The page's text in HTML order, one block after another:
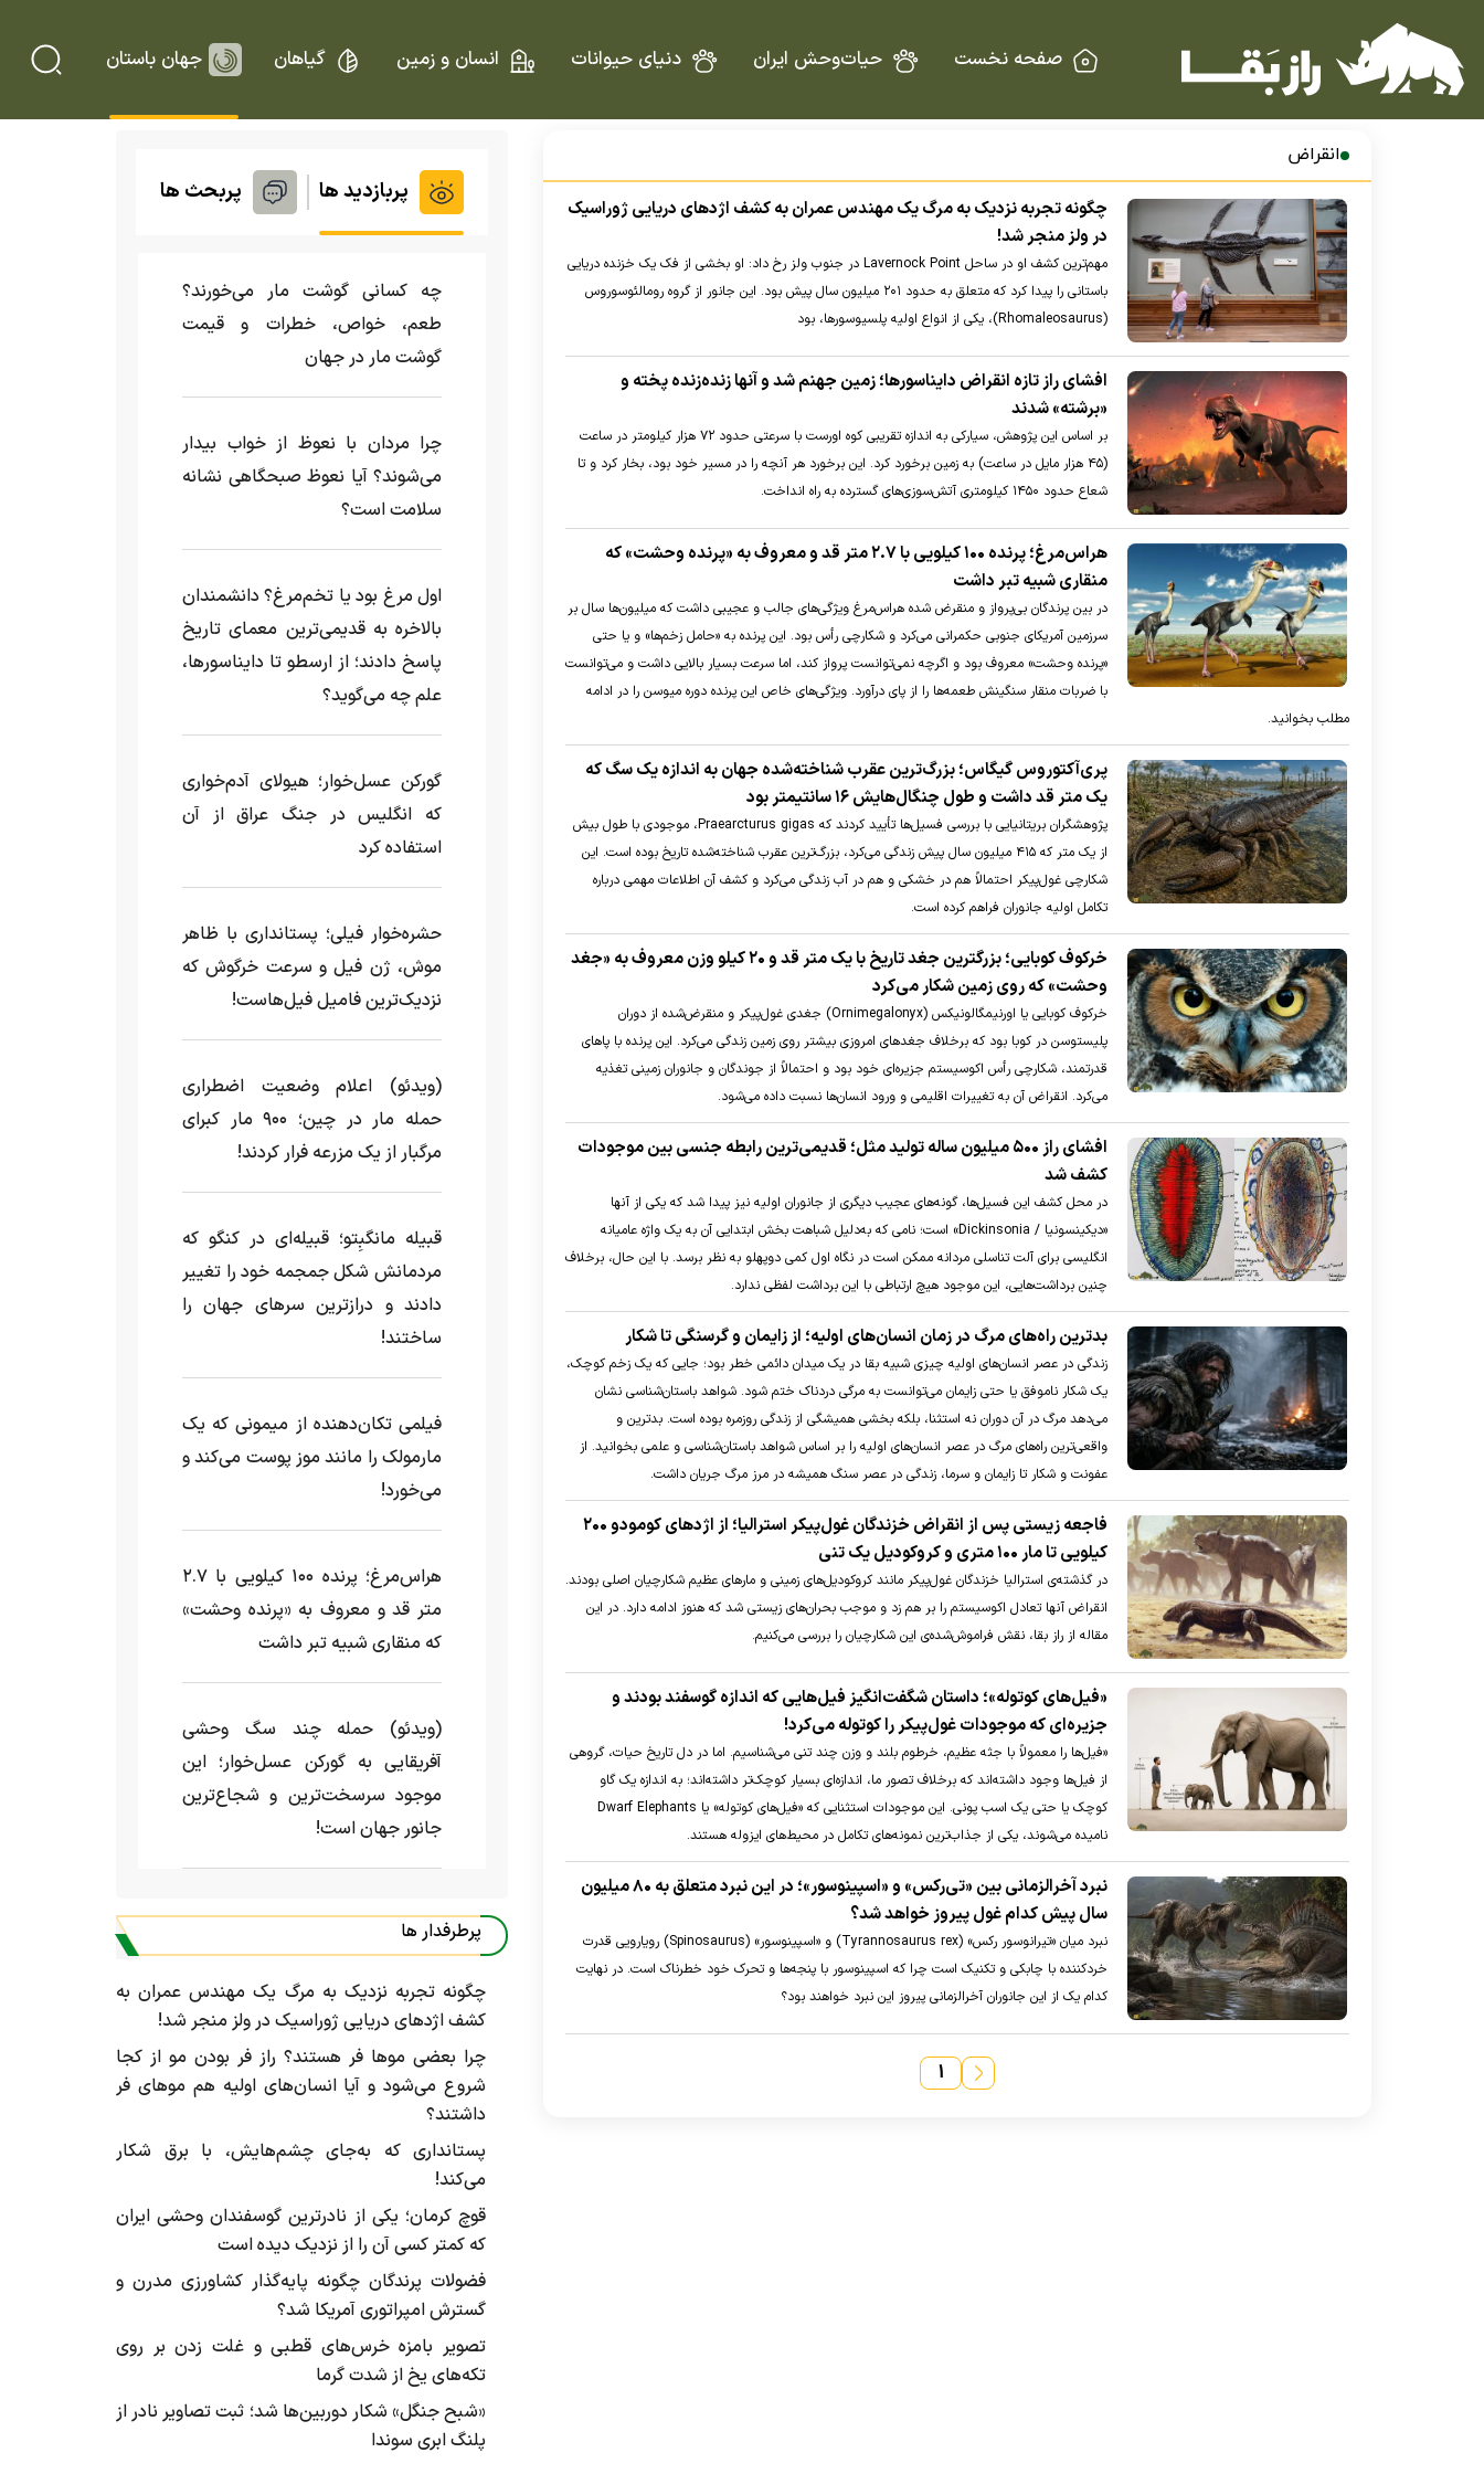
صفحه نخست حیات‌وحش ایران دنیای حیوانات انسان و زمین گیاهان جهان باستان
انقراض
چگونه تجربه نزدیک به مرگ یک مهندس عمران به کشف اژد‌های دریایی ژوراسیک
در ولز منجر شد!
مهم‌ترین کشف او در ساحل Lavernock Point در جنوب ولز رخ داد: او بخشی از فک یک خزنده دریایی
باستانی را پیدا کرد که متعلق به حدود ۲۰۱ میلیون سال پیش بود. این جانور از گروه رومالئوسوروس
(Rhomaleosaurus)، یکی از انواع اولیه پلسیوسورها، بود
افشای راز تازه انقراض دایناسورها؛ زمین جهنم شد و آنها زنده‌زنده پخته و
«برشته» شدند
بر اساس این پژوهش، سیارکی به اندازه تقریبی کوه اورست با سرعتی حدود ۷۲ هزار کیلومتر در ساعت
(۴۵ هزار مایل در ساعت) به زمین برخورد کرد. این برخورد هر آنچه را در مسیر خود بود، بخار کرد و تا
شعاع حدود ۱۴۵۰ کیلومتری آتش‌سوزی‌های گسترده به راه انداخت.
هراس‌مرغ؛ پرنده ۱۰۰ کیلویی با ۲.۷ متر قد و معروف به «پرنده وحشت» که
منقاری شبیه تبر داشت
در بین پرندگان بی‌پرواز و منقرض شده هراس‌مرغ ویژگی‌های جالب و عجیبی داشت که میلیون‌ها سال بر
سرزمین آمریکای جنوبی حکمرانی می‌کرد و شکارچی رأس بود. این پرنده به «حامل زخم‌ها» و یا حتی
«پرنده وحشت» معروف بود و اگرچه نمی‌توانست پرواز کند، اما سرعت بسیار بالایی داشت و می‌توانست
با ضربات منقار سنگینش طعمه‌ها را از پای درآورد. ویژگی‌های خاص این پرنده دوره میوسن را در ادامه
مطلب بخوانید.
پری‌آکتوروس گیگاس؛ بزرگ‌ترین عقرب شناخته‌شده جهان به اندازه یک سگ که
یک متر قد داشت و طول چنگال‌هایش ۱۶ سانتیمتر بود
پژوهشگران بریتانیایی با بررسی فسیل‌ها تأیید کردند که Praearcturus gigas، موجودی با طول بیش
از یک متر که ۴۱۵ میلیون سال پیش زندگی می‌کرد، بزرگ‌ترین عقرب شناخته‌شده تاریخ بوده است. این
شکارچی غول‌پیکر احتمالاً هم در خشکی و هم در آب زندگی می‌کرد و کشف آن اطلاعات مهمی درباره
تکامل اولیه جانوران فراهم کرده است.
خرکوف کوبایی؛ بزرگترین جغد تاریخ با یک متر قد و ۲۰ کیلو وزن معروف به «جغد
وحشت» که روی زمین شکار می‌کرد
خرکوف کوبایی یا اورنیمگالونیکس (Ornimegalonyx) جغدی غول‌پیکر و منقرض‌شده از دوران
پلیستوسن در کوبا بود که برخلاف جغد‌های امروزی بیشتر روی زمین زندگی می‌کرد. این پرنده با پا‌های
قدرتمند، شکارچی رأس اکوسیستم جزیره‌ای خود بود و احتمالاً از جوندگان و جانوران زمینی تغذیه
می‌کرد. انقراض آن به تغییرات اقلیمی و ورود انسان‌ها نسبت داده می‌شود.
افشای راز ۵۰۰ میلیون ساله تولید مثل؛ قدیمی‌ترین رابطه جنسی بین موجودات
کشف شد
در محل کشف این فسیل‌ها، گونه‌های عجیب دیگری از جانوران اولیه نیز پیدا شد که یکی از آنها
«دیکینسونیا / Dickinsonia» است؛ نامی که به‌دلیل شباهت بخش ابتدایی آن به یک واژه عامیانه
انگلیسی برای آلت تناسلی مردانه ممکن است در نگاه اول کمی دوپهلو به نظر برسد. با این حال، برخلاف
چنین برداشت‌هایی، این موجود هیچ ارتباطی با این برداشت لفظی ندارد.
بدترین راه‌های مرگ در زمان انسان‌های اولیه؛ از زایمان و گرسنگی تا شکار
زندگی در عصر انسان‌های اولیه چیزی شبیه بقا در یک میدان دائمی خطر بود؛ جایی که یک زخم کوچک،
یک شکار ناموفق یا حتی زایمان می‌توانست به مرگی دردناک ختم شود. شواهد باستان‌شناسی نشان
می‌دهد مرگ در آن دوران نه استثنا، بلکه بخشی همیشگی از زندگی روزمره بوده است. بدترین و
واقعی‌ترین راه‌های مرگ در عصر انسان‌های اولیه را بر اساس شواهد باستان‌شناسی و علمی بخوانید. از
عفونت و شکار تا زایمان و سرما، زندگی در عصر سنگ همیشه در مرز مرگ جریان داشت.
فاجعه زیستی پس از انقراض خزندگان غول‌پیکر استرالیا؛ از اژد‌های کومودو ۲۰۰
کیلویی تا مار ۱۰۰ متری و کروکودیل یک تنی
در گذشته‌ی استرالیا خزندگان غول‌پیکر مانند کروکودیل‌های زمینی و مار‌های عظیم شکارچیان اصلی بودند.
انقراض آنها تعادل اکوسیستم را بر هم زد و موجب بحران‌های زیستی شد که هنوز ادامه دارد. در این
مقاله از راز بقا، نقش فراموش‌شده‌ی این شکارچیان را بررسی می‌کنیم.
«فیل‌های کوتوله»؛ داستان شگفت‌انگیز فیل‌هایی که اندازه گوسفند بودند و
جزیره‌‌ای که موجودات غول‌پیکر را کوتوله می‌کرد!
«فیل‌ها را معمولاً با جثه عظیم، خرطوم بلند و وزن چند تنی می‌شناسیم. اما در دل تاریخ حیات، گروهی
از فیل‌ها وجود داشته‌اند که برخلاف تصور ما، اندازه‌ای بسیار کوچک‌تر داشته‌اند؛ به اندازه یک گاو
کوچک یا حتی یک اسب پونی. این موجودات استثنایی که «فیل‌های کوتوله» یا Dwarf Elephants
نامیده می‌شوند، یکی از جذاب‌ترین نمونه‌های تکامل در محیط‌های ایزوله هستند.
نبرد آخرالزمانی بین «تی‌رکس» و «اسپینوسور»؛ در این نبرد متعلق به ۸۰ میلیون
سال پیش کدام غول پیروز خواهد شد؟
نبرد میان «تیرانوسور رکس» (Tyrannosaurus rex) و «اسپینوسور» (Spinosaurus) رویارویی قدرت
خردکننده با چابکی و تکنیک است چرا که اسپینوسور با پنجه‌ها و تحرک خود خطرناک است. در نهایت
کدام یک از این جانوران آخرالزمانی پیروز این نبرد خواهند بود؟
۱
پربازدید ها پربحث ها
چه کسانی گوشت مار می‌خورند؟
طعم، خواص، خطرات و قیمت
گوشت مار در جهان
چرا مردان با نعوظ از خواب بیدار
می‌شوند؟ آیا نعوظ صبحگاهی نشانه
سلامت است؟
اول مرغ بود یا تخم‌مرغ؟ دانشمندان
بالاخره به قدیمی‌ترین معمای تاریخ
پاسخ دادند؛ از ارسطو تا دایناسورها،
علم چه می‌گوید؟
گورکن عسل‌خوار؛ هیولای آدم‌خواری
که انگلیس در جنگ عراق از آن
استفاده کرد
حشره‌خوار فیلی؛ پستانداری با ظاهر
موش، ژن فیل و سرعت خرگوش که
نزدیک‌ترین فامیل فیل‌هاست!
(ویدئو) اعلام وضعیت اضطراری
حمله مار‌ در چین؛ ۹۰۰ مار کبرای
مرگبار از یک مزرعه‌ فرار کردند!
قبیله مانگبِتو؛ قبیله‌ای در کنگو که
مردمانش شکل جمجمه خود را تغییر
دادند و درازترین سرهای جهان را
ساختند!
فیلمی تکان‌دهنده از میمونی که یک
مارمولک را مانند موز پوست می‌کند و
می‌خورد!
هراس‌مرغ؛ پرنده ۱۰۰ کیلویی با ۲.۷
متر قد و معروف به «پرنده وحشت»
که منقاری شبیه تبر داشت
(ویدئو) حمله چند سگ وحشی
آفریقایی به گورکن عسل‌خوار؛ این
موجود سرسخت‌ترین و شجاع‌ترین
جانور جهان است!
پرطرفدار ها
چگونه تجربه نزدیک به مرگ یک مهندس عمران به
کشف اژد‌های دریایی ژوراسیک در ولز منجر شد!
چرا بعضی موها فر هستند؟ راز فر بودن مو از کجا
شروع می‌شود و آیا انسان‌های اولیه هم موهای فر
داشتند؟
پستانداری که به‌جای چشم‌هایش، با برق شکار
می‌کند!
قوچ کرمان؛ یکی از نادرترین گوسفندان وحشی ایران
که کمتر کسی آن را از نزدیک دیده است
فضولات پرندگان چگونه پایه‌گذار کشاورزی مدرن و
گسترش امپراتوری آمریکا شد؟
تصویر بامزه خرس‌های قطبی و غلت زدن بر روی
تکه‌های یخ از شدت گرما
«شبح جنگل» شکار دوربین‌ها شد؛ ثبت تصاویر نادر از
پلنگ ابری سوندا